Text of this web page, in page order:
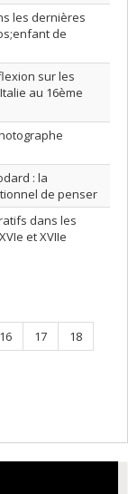
les dernières
de
sur les
au 16ème
: la
de penser
dans les
et XVIIe
Page
16 Page
17 Page
18